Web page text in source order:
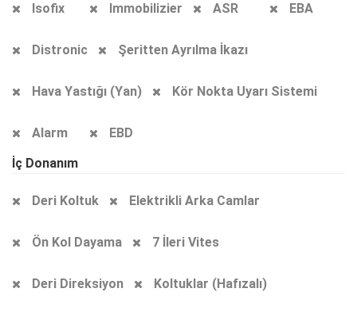
Isofix Immobilizier ASR EBA
Distronic Şeritten Ayrılma İkazı
Hava Yastığı (Yan) Kör Nokta Uyarı Sistemi
Alarm
EBD
İç Donanım
Deri Koltuk Elektrikli Arka Camlar
Ön Kol Dayama 7 İleri Vites
Deri Direksiyon Koltuklar (Hafızalı)